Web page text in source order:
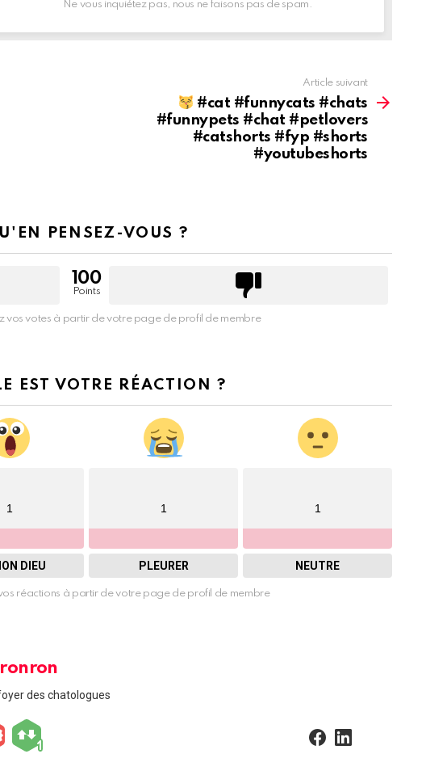
Ne vous inquiétez pas, nous ne faisons pas de spam.
Article suivant
#cat #funnycats #chats
#funnypets #chat #petlovers
#catshorts #fyp #shorts
#youtubeshorts
PENSEZ-VOUS ?
100
Points
vos votes à partir de votre page de profil de membre
EST VOTRE RÉACTION ?
1
DIEU
1
PLEURER
1
NEUTRE
réactions à partir de votre page de profil de membre
ronron
des chatologues
facebooklinkedin